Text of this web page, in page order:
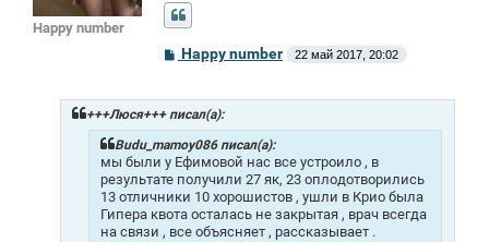
Happy number
С
б
щ
е
н
и
е
Happy number 22 май 2017, 20:02
+++Люся+++ писал(а):
Budu_mamoy086 писал(а):
мы были у Ефимовой нас все устроило , в
результате получили 27 як, 23 оплодотворились
13 отличники 10 хорошистов , ушли в Крио была
Гипера квота осталась не закрытая , врач всегда
на связи , все объясняет , рассказывает .